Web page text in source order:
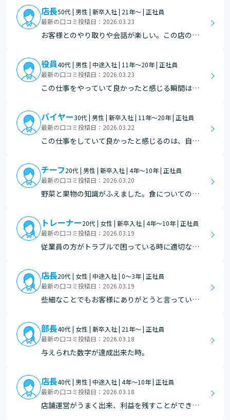
た時はとても嬉しいです
店長50代 | 男性 | 新卒入社 | 21年～ | 正社員
最新の口コミ投稿日：2026.03.23
お客様とのやり取りや会話が楽しい。この店のこ
役員40代 | 男性 | 中途入社 | 11年～20年 | 正社員
最新の口コミ投稿日：2026.03.23
この仕事をやっていて良かったと感じる瞬間は、
ときです。 例えば、ある店舗で売上が伸び悩んで
いた時期がありました。その際、現場の社員たち
と一緒に売場を見直し、『地域のお客様に本当に
求められている商…
バイヤー30代 | 男性 | 新卒入社 | 11年～20年 | 正社員
最新の口コミ投稿日：2026.03.22
この仕事をしていて良かったと感じるのは、自分
つながったときです。 特に印象に残っているの
は、コロナ禍での年末年始商戦です。例年通りの
仕入れや商品設計が通用しない状況の中で、少人
数向けに高級食材を…
チーフ20代 | 男性 | 新卒入社 | 4年～10年 | 正社員
最新の口コミ投稿日：2026.03.20
野菜と果物の知識がふえました。食についての興
トレーナー20代 | 女性 | 新卒入社 | 4年～10年 | 正社員
最新の口コミ投稿日：2026.03.19
従業員の方がトラブルで困っている時に適切な対
す！』等感謝された事があり、その時にこの仕事
をやっていて良かったなと思いました。 また、新
しく入社した方を指導する機会があり、その方が
『教えて頂いた事…
店長20代 | 女性 | 中途入社 | 0～3年 | 正社員
最新の口コミ投稿日：2026.03.19
些細なことでもお客様にありがとうと言っていた
部長40代 | 女性 | 新卒入社 | 21年～ | 正社員
最新の口コミ投稿日：2026.03.18
与えられた数字が達成出来た時。
店長40代 | 男性 | 中途入社 | 4年～10年 | 正社員
最新の口コミ投稿日：2026.03.18
店舗運営がうまく出来、利益を残すことができた